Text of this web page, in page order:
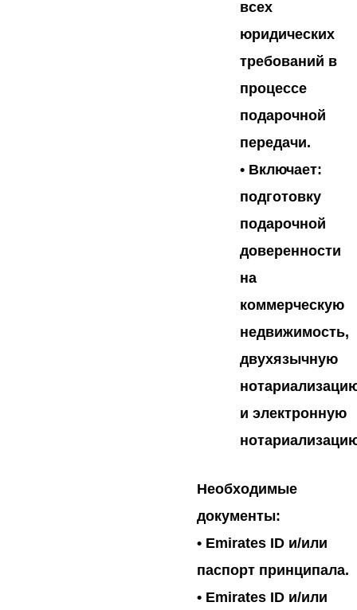
всех
юридических
требований в
процессе
подарочной
передачи.
• Включает:
подготовку
подарочной
доверенности
на
коммерческую
недвижимость,
двухязычную
и электронную
Необходимые
документы:
• Emirates ID и/или
паспорт принципала.
• Emirates ID и/или